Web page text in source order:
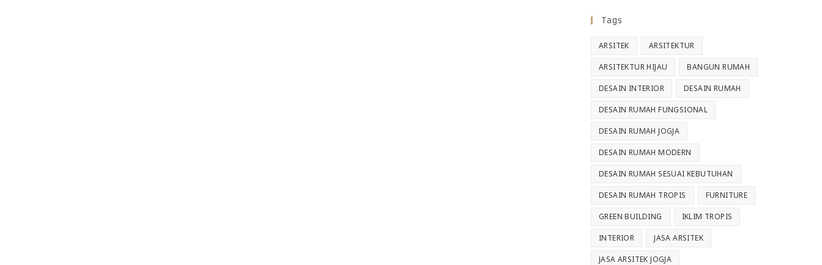
Tags
ARSITEK ARSITEKTUR
ARSITEKTUR HIJAU BANGUN RUMAH
DESAIN INTERIOR DESAIN RUMAH
DESAIN RUMAH FUNGSIONAL
DESAIN RUMAH JOGJA
DESAIN RUMAH MODERN
DESAIN RUMAH SESUAI KEBUTUHAN
DESAIN RUMAH TROPIS FURNITURE
GREEN BUILDING IKLIM TROPIS
INTERIOR JASA ARSITEK
JASA ARSITEK JOGJA